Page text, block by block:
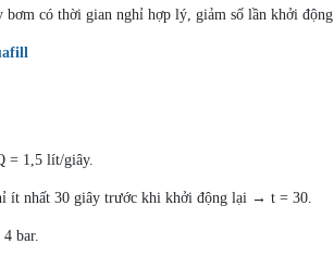
bơm có thời gian nghỉ hợp lý, giảm số lần khởi động.
= 1,5 lít/giây.
ít nhất 30 giây trước khi khởi động lại → t = 30.
bar.